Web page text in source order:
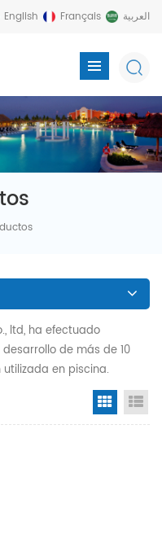
English Français العربية
ltd, ha efectuado
de más de 10
en piscina.
Grid